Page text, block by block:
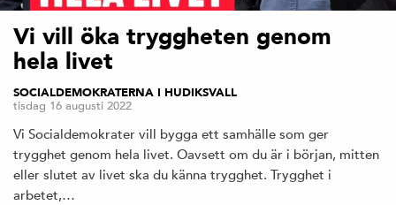
Vi vill öka tryggheten genom
hela livet
SOCIALDEMOKRATERNA I HUDIKSVALL
tisdag 16 augusti 2022
Vi Socialdemokrater vill bygga ett samhälle som ger
trygghet genom hela livet. Oavsett om du är i början, mitten
eller slutet av livet ska du känna trygghet. Trygghet i
arbetet,…